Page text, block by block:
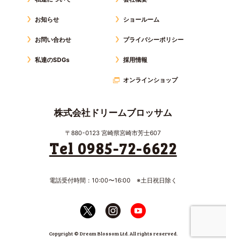
お知らせ
お問い合わせ
私達のSDGs
ショールーム
プライバシーポリシー
採用情報
オンラインショップ
株式会社ドリームブロッサム
〒880-0123 宮崎県宮崎市芳士607
Tel 0985-72-6622
電話受付時間：10:00〜16:00 ※土日祝日除く
Copyright © Dream Blossom Ltd. All rights reserved.